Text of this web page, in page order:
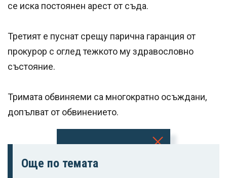
Успешно
се иска постоянен арест от съда.
Третият е пуснат срещу парична гаранция от
прокурор с оглед тежкото му здравословно
състояние.
Тримата обвиняеми са многократно осъждани,
допълват от обвинението.
Още по темата